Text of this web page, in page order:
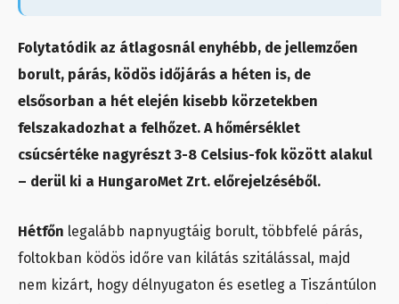
Folytatódik az átlagosnál enyhébb, de jellemzően
borult, párás, ködös időjárás a héten is, de
elsősorban a hét elején kisebb körzetekben
felszakadozhat a felhőzet. A hőmérséklet
csúcsértéke nagyrészt 3-8 Celsius-fok között alakul
– derül ki a HungaroMet Zrt. előrejelzéséből.
Hétfőn legalább napnyugtáig borult, többfelé párás,
foltokban ködös időre van kilátás szitálással, majd
nem kizárt, hogy délnyugaton és esetleg a Tiszántúlon